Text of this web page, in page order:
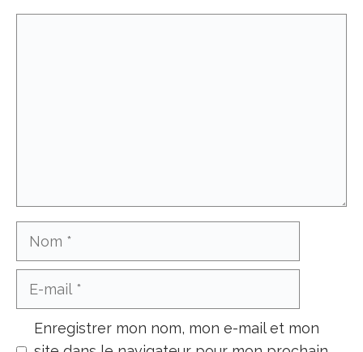
Enregistrer mon nom, mon e-mail et mon